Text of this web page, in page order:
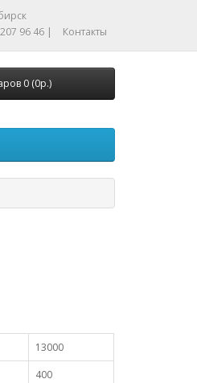
96 46 |
Контакты
0 (0р.)
13000
400